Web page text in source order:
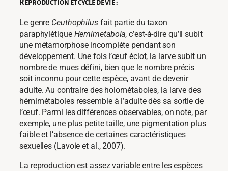
Reproduction et cycle de vie :
Le genre Ceuthophilusfait partie du taxon
paraphylétique Hemimetabola, c’est-à-dire qu’il subit
une métamorphose incomplète pendant son
développement. Une fois l’œuf éclot, la larve subit un
nombre de mues défini, bien que le nombre précis
soit inconnu pour cette espèce, avant de devenir
adulte. Au contraire des holométaboles, la larve des
hémimétaboles ressemble à l’adulte dès sa sortie de
l’œuf. Parmi les différences observables, on note, par
exemple, une plus petite taille, une pigmentation plus
faible et l’absence de certaines caractéristiques
sexuelles (Lavoie et al., 2007).
La reproduction est assez variable entre les espèces